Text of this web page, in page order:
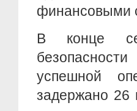
финансовыми
В конце
успешной
задержано 26